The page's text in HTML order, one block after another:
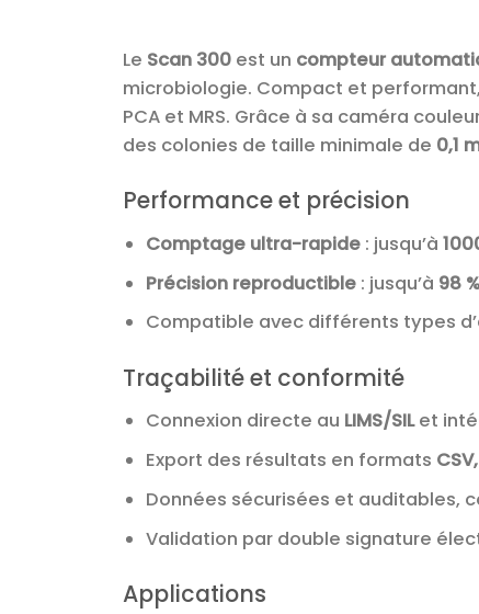
Le Scan 300 est un compteur
microbiologie. Compact et
PCA et MRS. Grâce à sa caméra
des colonies de taille minimale de 0,1
Performance et précision
Comptage ultra-rapide : jusqu’à
Précision reproductible : jusqu’à 98
Compatible avec différents types
Traçabilité et conformité
Connexion directe au LIMS/SILet
Export des résultats en formats
Données sécurisées et auditables,
Validation par double signature
Applications